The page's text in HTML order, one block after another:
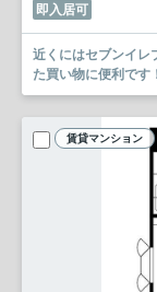
即入居可
近くにはセブンイレ
た買い物に便利です
賃貸マンション